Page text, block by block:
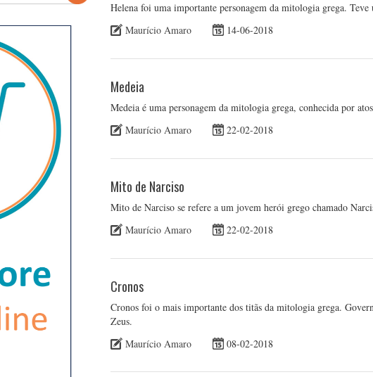
Helena foi uma importante personagem da mitologia grega.
Maurício Amaro
14-06-2018
Medeia
Medeia é uma personagem da mitologia grega, conhecida por
Maurício Amaro
22-02-2018
Mito de Narciso
Mito de Narciso se refere a um jovem herói grego chamado
Maurício Amaro
22-02-2018
Cronos
Cronos foi o mais importante dos titãs da mitologia grega.
Zeus.
Maurício Amaro
08-02-2018